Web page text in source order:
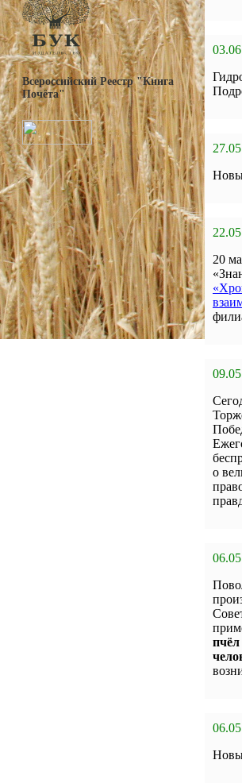
Всероссийский Реестр "Книга
Почёта"
20
о
пчёл